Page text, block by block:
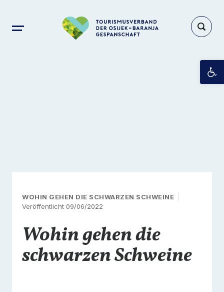
WOHIN GEHEN DIE SCHWARZEN SCHWEINE
Veröffentlicht 09/06/2022
Wohin gehen die
schwarzen Schweine